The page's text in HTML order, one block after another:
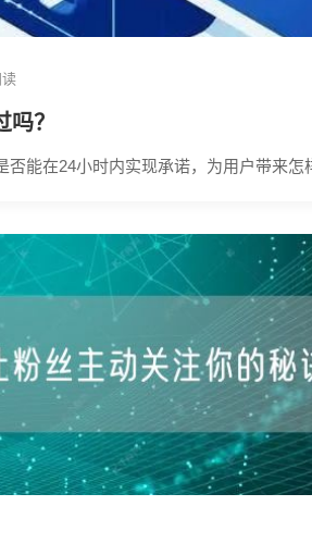
？
能在24小时内实现承诺，为用户带来怎